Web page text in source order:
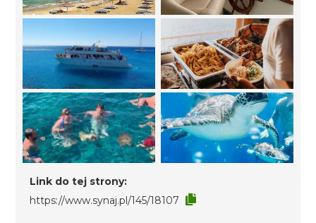
Link do tej strony:
https://www.synaj.pl/145/18107